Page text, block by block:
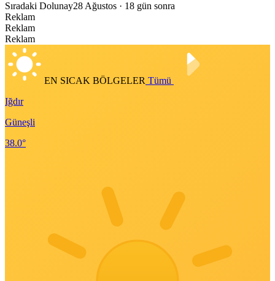
Sıradaki Dolunay28 Ağustos · 18 gün sonra
Reklam
Reklam
Reklam
EN SICAK BÖLGELER Tümü
Iğdır
Güneşli
38.0°